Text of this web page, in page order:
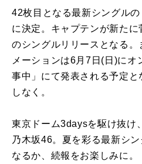
42枚目となる最新シングル
に決定。キャプテンが新た
のシングルリリースとなる
メーションは6月7日(日)にオ
事中」にて発表される予定
しなく。
東京ドーム3daysを駆け抜け
乃木坂46。夏を彩る最新シ
なるか、続報をお楽しみに。